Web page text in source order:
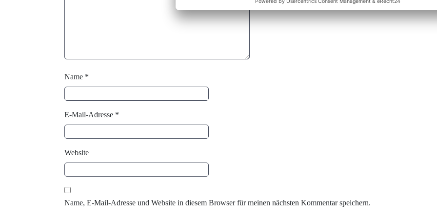
Name *
E-Mail-Adresse *
Website
Name, E-Mail-Adresse und Website in diesem Browser für meinen nächsten Kommentar speichern.